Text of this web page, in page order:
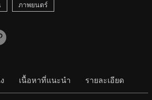
ภาพยนตร์
เนื้อหาที่แนะนำ รายละเอียด